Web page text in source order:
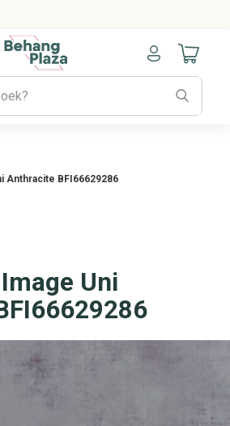
Naar
Anthracite BFI66629286
Uni